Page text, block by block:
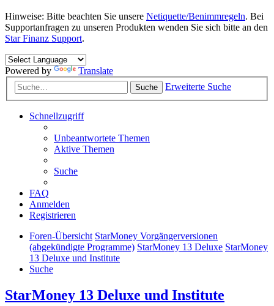
Hinweise: Bitte beachten Sie unsere Netiquette/Benimmregeln. Bei
Supportanfragen zu unseren Produkten wenden Sie sich bitte an den
Star Finanz Support.
Powered by Translate
Suche Erweiterte Suche
Schnellzugriff
Unbeantwortete Themen
Aktive Themen
Suche
FAQ
Anmelden
Registrieren
Foren-Übersicht StarMoney Vorgängerversionen
(abgekündigte Programme) StarMoney 13 Deluxe StarMoney
13 Deluxe und Institute
Suche
StarMoney 13 Deluxe und Institute